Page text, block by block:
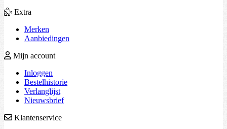
Extra
Merken
Aanbiedingen
Mijn account
Inloggen
Bestelhistorie
Verlanglijst
Nieuwsbrief
Klantenservice